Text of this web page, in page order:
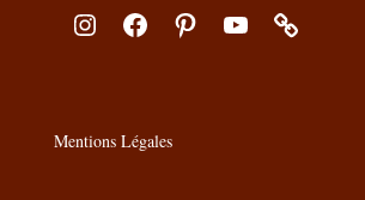
InstagramFacebookPinterestYouTube
Mentions Légales